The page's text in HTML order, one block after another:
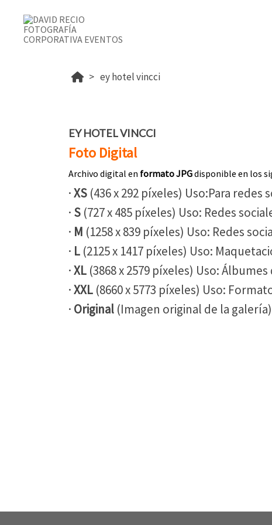
ey hotel vincci
EY HOTEL VINCCI
Foto Digital
Archivo digital en formato JPGdisponible en los
·XS (436 x 292 píxeles) Uso:Para redes
· S (727 x 485 píxeles) Uso: Redes
· M (1258 x 839 píxeles) Uso: Redes
· L (2125 x 1417 píxeles) Uso:
·XL (3868 x 2579 píxeles) Uso:
·XXL (8660 x 5773 píxeles) Uso:
· Original (Imagen original de la